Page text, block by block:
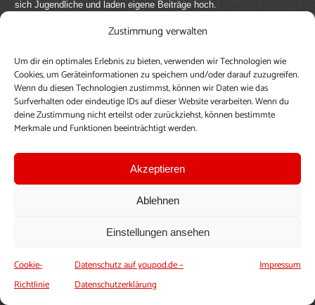
Zustimmung verwalten
Um dir ein optimales Erlebnis zu bieten, verwenden wir Technologien wie
Cookies, um Geräteinformationen zu speichern und/oder darauf zuzugreifen.
Wenn du diesen Technologien zustimmst, können wir Daten wie das
Surfverhalten oder eindeutige IDs auf dieser Website verarbeiten. Wenn du
deine Zustimmung nicht erteilst oder zurückziehst, können bestimmte
Merkmale und Funktionen beeinträchtigt werden.
Akzeptieren
Ablehnen
Einstellungen ansehen
Cookie-
Richtlinie
Datenschutz auf youpod.de –
Datenschutzerklärung
Impressum
sich Jugendliche und laden eigene Beiträge hoch.
youpod.de lebt von Menschen wie dir. Sammel
journalistische Erfahrung, teile deine Perspektive und
veröffentliche deine Beiträge auf youpod.de.Du musst
dich anmelden, um alle Funktionen nutzen zu können, ein
Profil anzulegen, eigene Beiträge hochzuladen und zu
Einloggen